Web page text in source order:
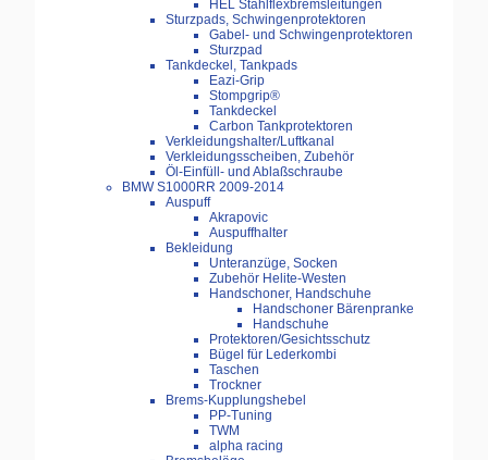
HEL Stahlflexbremsleitungen
Sturzpads, Schwingenprotektoren
Gabel- und Schwingenprotektoren
Sturzpad
Tankdeckel, Tankpads
Eazi-Grip
Stompgrip®
Tankdeckel
Carbon Tankprotektoren
Verkleidungshalter/Luftkanal
Verkleidungsscheiben, Zubehör
Öl-Einfüll- und Ablaßschraube
BMW S1000RR 2009-2014
Auspuff
Akrapovic
Auspuffhalter
Bekleidung
Unteranzüge, Socken
Zubehör Helite-Westen
Handschoner, Handschuhe
Handschoner Bärenpranke
Handschuhe
Protektoren/Gesichtsschutz
Bügel für Lederkombi
Taschen
Trockner
Brems-Kupplungshebel
PP-Tuning
TWM
alpha racing